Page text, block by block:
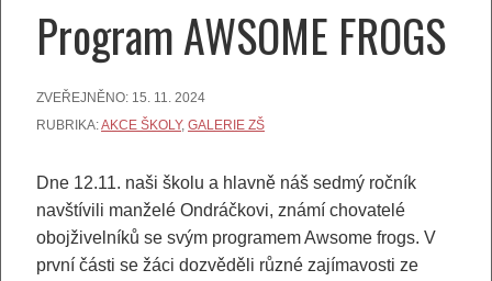
Program AWSOME FROGS
ZVEŘEJNĚNO: 15. 11. 2024
RUBRIKA:AKCE ŠKOLY, GALERIE ZŠ
Dne 12.11. naši školu a hlavně náš sedmý ročník
navštívili manželé Ondráčkovi, známí chovatelé
obojživelníků se svým programem Awsome frogs. V
první části se žáci dozvěděli různé zajímavosti ze